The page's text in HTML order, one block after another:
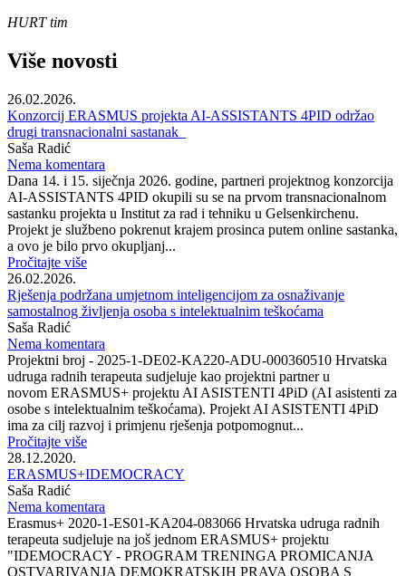
HURT tim
Više novosti
26.02.2026.
Konzorcij ERASMUS projekta AI-ASSISTANTS 4PID održao
drugi transnacionalni sastanak
Saša Radić
Nema komentara
Dana 14. i 15. siječnja 2026. godine, partneri projektnog konzorcija
AI-ASSISTANTS 4PID okupili su se na prvom transnacionalnom
sastanku projekta u Institut za rad i tehniku u Gelsenkirchenu.
Projekt je službeno pokrenut krajem prosinca putem online sastanka,
a ovo je bilo prvo okupljanj...
Pročitajte više
26.02.2026.
Rješenja podržana umjetnom inteligencijom za osnaživanje
samostalnog življenja osoba s intelektualnim teškoćama
Saša Radić
Nema komentara
Projektni broj - 2025-1-DE02-KA220-ADU-000360510 Hrvatska
udruga radnih terapeuta sudjeluje kao projektni partner u
novom ERASMUS+ projektu AI ASISTENTI 4PiD (AI asistenti za
osobe s intelektualnim teškoćama). Projekt AI ASISTENTI 4PiD
ima za cilj razvoj i primjenu rješenja potpomognut...
Pročitajte više
28.12.2020.
ERASMUS+IDEMOCRACY
Saša Radić
Nema komentara
Erasmus+ 2020-1-ES01-KA204-083066 Hrvatska udruga radnih
terapeuta sudjeluje na još jednom ERASMUS+ projektu
"IDEMOCRACY - PROGRAM TRENINGA PROMICANJA
OSTVARIVANJA DEMOKRATSKIH PRAVA OSOBA S